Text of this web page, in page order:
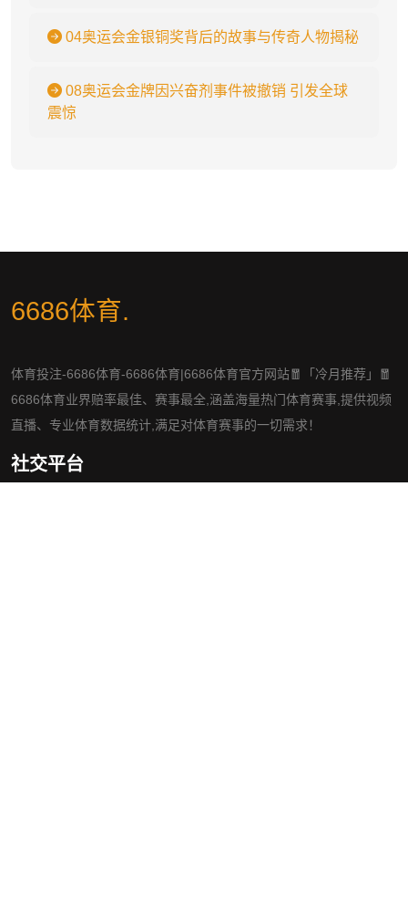
04奥运会金银铜奖背后的故事与传奇人物揭秘
08奥运会金牌因兴奋剂事件被撤销 引发全球
震惊
6686体育.
体育投注-6686体育-6686体育|6686体育官方网站🧧「冷月推荐」🧧
6686体育业界赔率最佳、赛事最全,涵盖海量热门体育赛事,提供视频
直播、专业体育数据统计,满足对体育赛事的一切需求！
社交平台